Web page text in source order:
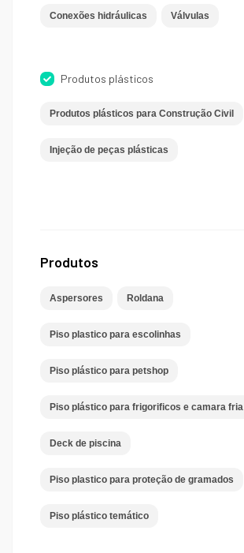
Conexões hidráulicas Válvulas
Produtos plásticos
Produtos plásticos para Construção Civil
Injeção de peças plásticas
Produtos
Aspersores Roldana
Piso plastico para escolinhas
Piso plástico para petshop
Piso plástico para frigorificos e camara fria
Deck de piscina
Piso plastico para proteção de gramados
Piso plástico temático